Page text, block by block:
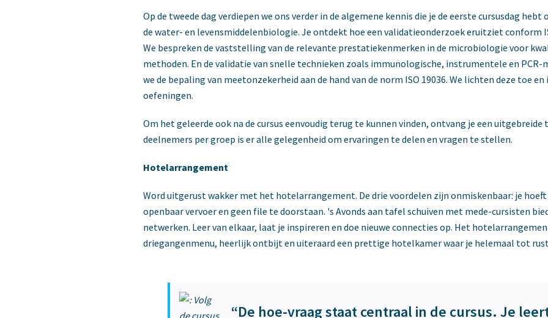
Op de tweede dag verdiepen we ons verder in de algemene kennis die je de eerste cursusdag hebt
de water- en levensmiddelenbiologie. Je ontdekt hoe een validatieonderzoek eruitziet conform
We bespreken de vaststelling van de relevante prestatiekenmerken in de microbiologie voor
methoden. En de validatie van snelle technieken zoals immunologische, instrumentele en
we de bepaling van meetonzekerheid aan de hand van de norm ISO 19036. We lichten deze toe
oefeningen.
Om het geleerde ook na de cursus eenvoudig terug te kunnen vinden, ontvang je een
deelnemers per groep is er alle gelegenheid om ervaringen te delen en vragen te stellen.
Hotelarrangement
Word uitgerust wakker met het hotelarrangement. De drie voordelen zijn onmiskenbaar: je
openbaar vervoer en geen file te doorstaan. 's Avonds aan tafel schuiven met mede-cursisten
netwerken. Leer van elkaar, laat je inspireren en doe nieuwe connecties op. Het
driegangenmenu, heerlijk ontbijt en uiteraard een prettige hotelkamer waar je helemaal tot
“De hoe-vraag staat centraal in de cursus. Je